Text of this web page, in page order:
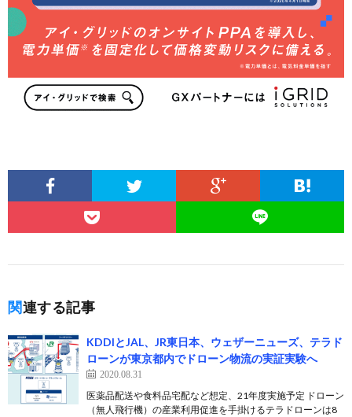
関連する記事
KDDIとJAL、JR東日本、ウェザーニューズ、テラド
ローンが東京都内でドローン物流の実証実験へ
2020.08.31
医薬品配送や食料品宅配など想定、21年度実施予定 ドローン
（無人飛行機）の産業利用促進を手掛けるテラドローンは8